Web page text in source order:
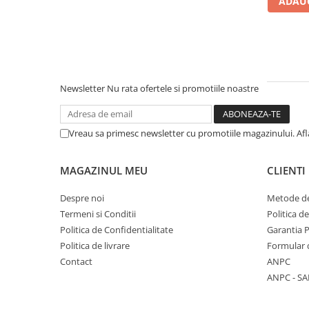
Senzatii/Dragoste
Senzatii/Erotic
Senzatii/Thriller
Teens Book Club
Newsletter Nu rata ofertele si promotiile noastre
Vreau sa primesc newsletter cu promotiile magazinului.
MAGAZINUL MEU
Despre noi
Termeni si Conditii
Politica de Confidentialitate
Politica de livrare
Contact
CLIENTI
Metode
Politica
Garantia
Formular
ANPC
ANPC -